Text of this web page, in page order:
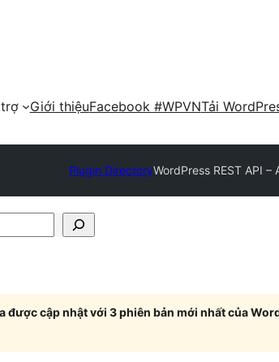
Giới thiệuFacebook #WPVNTải
Plugin DirectoryWordPress REST API
được cập nhật với 3 phiên bản mới nhất của